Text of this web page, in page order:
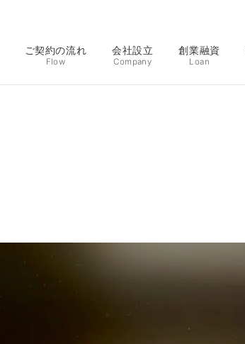
ご契約の流れ
Flow
会社設立
Company
創業融資
Loan